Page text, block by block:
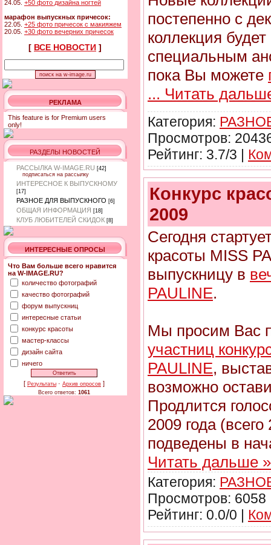
24.05. +50 фото дизайна ногтей
марафон выпускных причесок:
22.05. +25 фото причесок с макияжем
20.05. +30 фото вечерних причесок
[ ВСЕ НОВОСТИ ]
РЕКЛАМА
This feature is for Premium users
only!
РАЗДЕЛЫ НОВОСТЕЙ
РАССЫЛКА W-IMAGE.RU [42]
подписаться на рассылку
ИНТЕРЕСНОЕ К ВЫПУСКНОМУ
[17]
РАЗНОЕ ДЛЯ ВЫПУСКНОГО [6]
ОБЩАЯ ИНФОРМАЦИЯ [18]
КЛУБ ЛЮБИТЕЛЕЙ СКИДОК [8]
ИНТЕРЕСНЫЕ ОПРОСЫ
Что Вам больше всего нравится
на W-IMAGE.RU?
количество фотографий
качество фотографий
форум выпускниц
интересные статьи
конкурс красоты
мастер-классы
дизайн сайта
ничего
[ Результаты · Архив опросов ]
Всего ответов: 1061
постепенно с
коллекция
специальным
пока Вы можете
... Читать
Категория:
Просмотров:
Рейтинг: 3.7/3 |
Конкурс
2009
Сегодня
красоты MISS
выпускницу в
PAULINE.
Мы просим Вас
участниц
PAULINE,
возможно
Продлится
2009 года
подведены в
Читать дальше »
Категория:
Просмотров:
Рейтинг: 0.0/0 |